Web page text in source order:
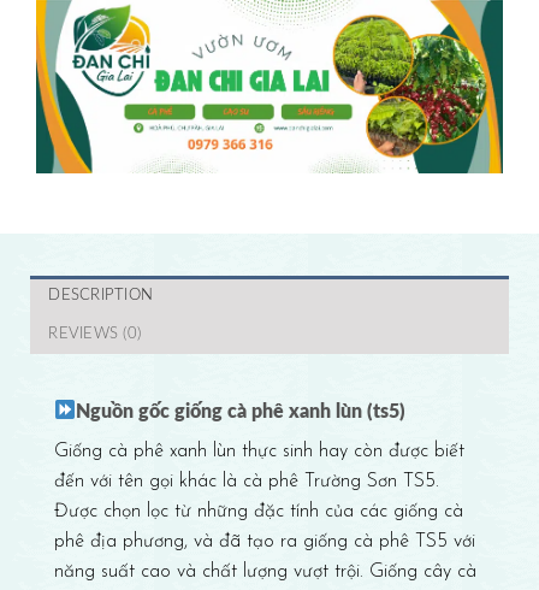
DESCRIPTION
REVIEWS (0)
Nguồn gốc giống cà phê xanh lùn (ts5)
Giống cà phê xanh lùn thực sinh hay còn được biết
đến với tên gọi khác là cà phê Trường Sơn TS5.
Được chọn lọc từ những đặc tính của các giống cà
phê địa phương, và đã tạo ra giống cà phê TS5 với
năng suất cao và chất lượng vượt trội. Giống cây cà